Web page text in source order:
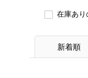
在庫あ
新着順